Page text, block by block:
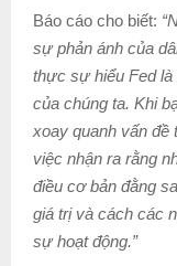
Báo cáo cho biết:
sự phản ánh của
thực sự hiểu Fed là
của chúng ta. Khi
xoay quanh vấn đề
việc nhận ra rằng
điều cơ bản đằng
giá trị và cách các
sự hoạt động.”